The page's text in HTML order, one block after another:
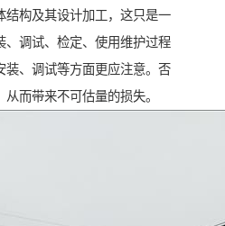
结构及其设计加工，这只是一
、调试、检定、使用维护过程
装、调试等方面更应注意。否
而带来不可估量的损失。